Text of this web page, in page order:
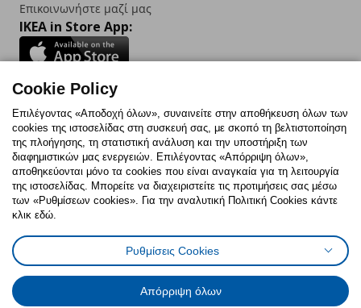
Επικοινωνήστε μαζί μας
IKEA in Store App:
Follow us:
FacebookInstagram
TikTokYoutubePinterestTwitter
Πολιτική CookiesΔήλωση ψηφιακής προσβασιμότητας
Ρυθμίσεις cookiesΌροι Χρήσης
Γενική Πολιτική Προσωπικών Δεδομένων
Πολιτική Προσωπικών Δεδομένων για ΙΚΕΑ.gr
Κώδικας Καταναλωτικής Δεοντολογίας
Cookie Policy
Επιλέγοντας «Αποδοχή όλων», συναινείτε στην αποθήκευση όλων των
cookies της ιστοσελίδας στη συσκευή σας, με σκοπό τη βελτιστοποίηση
της πλοήγησης, τη στατιστική ανάλυση και την υποστήριξη των
διαφημιστικών μας ενεργειών. Επιλέγοντας «Απόρριψη όλων»,
αποθηκεύονται μόνο τα cookies που είναι αναγκαία για τη λειτουργία
της ιστοσελίδας. Μπορείτε να διαχειριστείτε τις προτιμήσεις σας μέσω
των «Ρυθμίσεων cookies». Για την αναλυτική Πολιτική Cookies κάντε
κλικ εδώ.
Ρυθμίσεις Cookies
Απόρριψη όλων